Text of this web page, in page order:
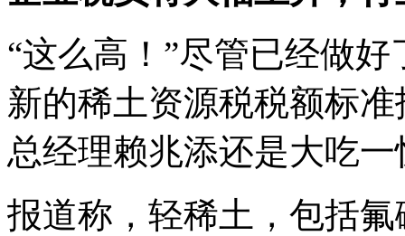
“这么高！”尽管已经做
新的稀土资源税税额标
总经理赖兆添还是大吃一
报道称，轻稀土，包括